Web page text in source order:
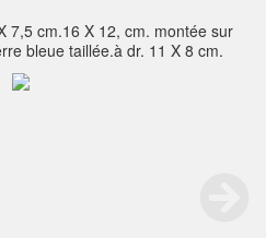
7,5 cm.16 X 12, cm. montée sur
bleue taillée.à dr. 11 X 8 cm.